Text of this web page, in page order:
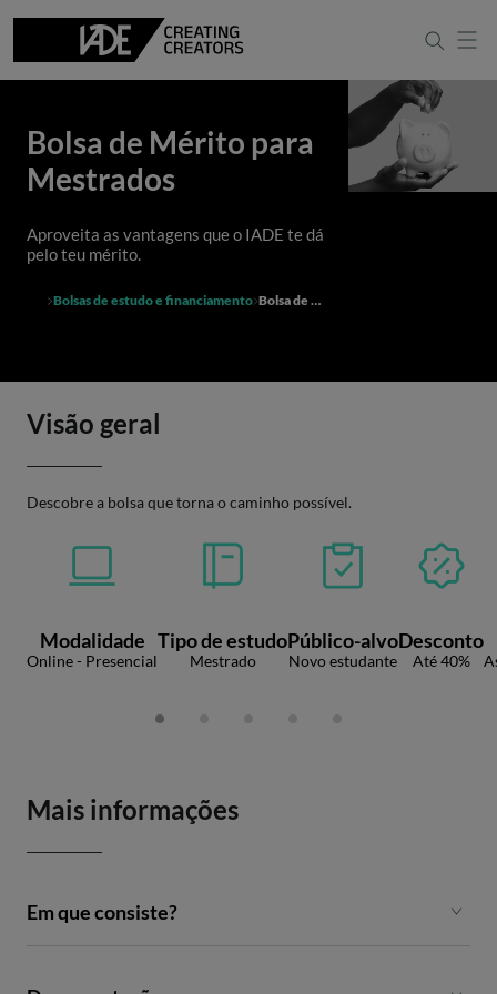
Bolsa de Mérito para
Mestrados
Aproveita as vantagens que o IADE te dá
pelo teu mérito.
Bolsas de estudo e financiamento Bolsa de Mérito para Mestrados
Visão geral
Descobre a bolsa que torna o caminho possível.
Modalidade
Online - Presencial
Tipo de estudo
Mestrado
Público-alvo
Novo estudante
Desconto
Até 40%
Mais informações
Em que consiste?